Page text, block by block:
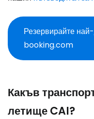
Резервирайте
booking.com
Какъв
летище CAI?